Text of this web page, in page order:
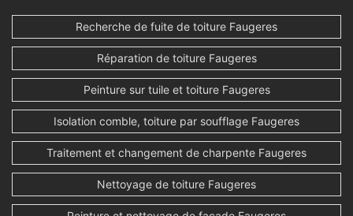
Recherche de fuite de toiture Faugeres
Réparation de toiture Faugeres
Peinture sur tuile et toiture Faugeres
Isolation comble, toiture par soufflage Faugeres
Traitement et changement de charpente Faugeres
Nettoyage de toiture Faugeres